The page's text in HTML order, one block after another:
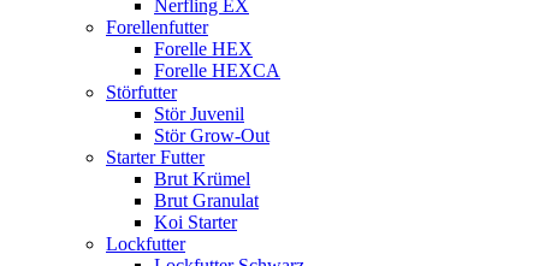
Nerfling EX
Forellenfutter
Forelle HEX
Forelle HEXCA
Störfutter
Stör Juvenil
Stör Grow-Out
Starter Futter
Brut Krümel
Brut Granulat
Koi Starter
Lockfutter